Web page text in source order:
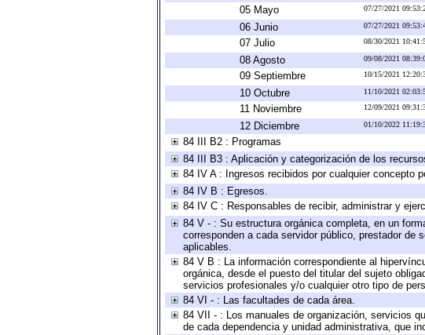
05 Mayo 07/27/2021
06 Junio 07/27/2021
07 Julio 08/30/2021
08 Agosto 09/08/2021
09 Septiembre 10/15/2021
10 Octubre 11/10/2021
11 Noviembre 12/09/2021
12 Diciembre 01/10/2022
84 III B2 : Programas
84 III B3 : Aplicación y categorización de los
84 IV A : Ingresos recibidos por cualquier concepto
84 IV B : Egresos.
84 IV C : Responsables de recibir, administrar y
84 V - : Su estructura orgánica completa, en un
corresponden a cada servidor público, prestador de
aplicables.
84 V B : La información correspondiente al
orgánica, desde el puesto del titular del sujeto
servicios profesionales y/o cualquier otro tipo de
84 VI - : Las facultades de cada área.
84 VII - : Los manuales de organización, servicios
de cada dependencia y unidad administrativa, que